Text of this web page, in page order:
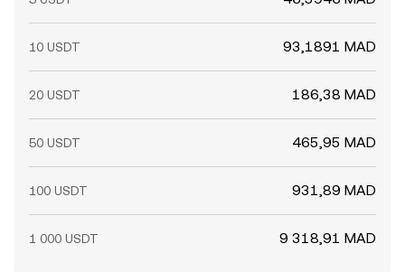
10 USDT 93,1891 MAD
20 USDT 186,38 MAD
50 USDT 465,95 MAD
100 USDT 931,89 MAD
1 000 USDT 9 318,91 MAD